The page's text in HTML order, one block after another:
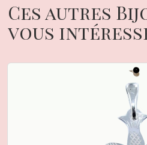
Ces autres
vous